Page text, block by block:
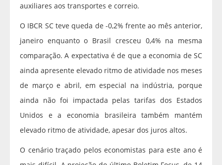
auxiliares aos transportes e correio.
O IBCR SC teve queda de -0,2% frente ao mês anterior,
janeiro enquanto o Brasil cresceu 0,4% na mesma
comparação. A expectativa é de que a economia de SC
ainda apresente elevado ritmo de atividade nos meses
de março e abril, em especial na indústria, porque
ainda não foi impactada pelas tarifas dos Estados
Unidos e a economia brasileira também mantém
elevado ritmo de atividade, apesar dos juros altos.
O cenário traçado pelos economistas para este ano é